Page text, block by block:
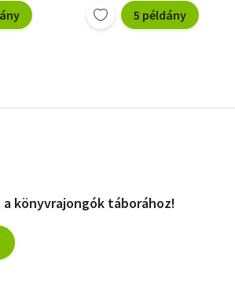
5 példány
a könyvrajongók táborához!